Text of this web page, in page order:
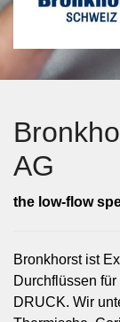
AG
the low-flow
Bronkhorst ist
Durchflüssen
DRUCK. Wir